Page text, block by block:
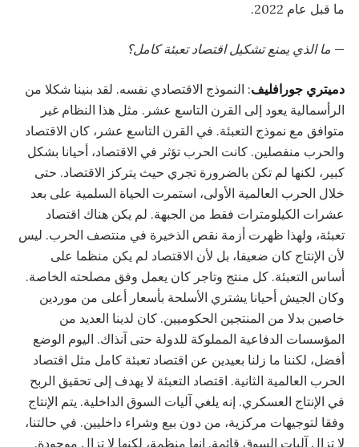
ما قبل عام 2022.
— ما الذي يمنع تشكيل اقتصاد تعبئة كامل؟
دميتري جورافليف: النموذج الاقتصادي نفسه. لقد بنينا شكلا من
الرأسمالية يعود إلى القرن التاسع عشر. مثل هذا النظام غير
متوافق مع نموذج التعبئة. في القرن التاسع عشر، كان الاقتصاد
والحرب منفصلين. كانت الحرب تؤثر في الاقتصاد، أحيانا بشكل
كبير، لكنها لم تكن بالضرورة تجري حيث يتركز الاقتصاد. حتى
خلال الحرب العالمية الأولى، استمرت الحياة السلمية على بعد
عشرات الكيلومترات فقط من الجبهة. لم يكن هناك اقتصاد
تعبئة، ولهذا ظهرت أزمة نقص الذخيرة في منتصف الحرب. ليس
لأن الإنتاج كان ضعيفا، بل لأن الاقتصاد لم يكن منظما على
أساس التعبئة. كل منتج وتاجر كان يعمل وفق مصلحته الخاصة.
وكان الجيش أحيانا يشتري الأسلحة بأسعار أعلى من موردين
خاصين بدلا من المنتجين الحكوميين. كان لدينا العديد من
المؤسسات الدفاعية المملوكة للدولة حتى آنذاك. اليوم الوضع
أفضل، لكننا ما زلنا بعيدين عن اقتصاد تعبئة كامل مثل اقتصاد
الحرب العالمية الثانية. اقتصاد التعبئة لا يهدف إلى تحقيق الربح
في الإنتاج العسكري. إنه يلغي آليات السوق الداخلية. يتم الإنتاج
وفقا لتوجيهات مركزية، من دون بيع وشراء داخليين. في حالتنا،
لا تزال آليات السوق قائمة. إنها منظمة، لكنها لا تزال موجودة.